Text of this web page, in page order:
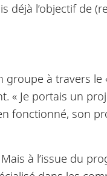
déjà l’objectif de
groupe à travers
« Je portais un
fonctionné, son
à l’issue du